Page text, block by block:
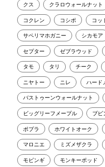
クス クラロウォールナット
コクレン コシポ コッ
サペリマホガニー シカモア
セプター ゼブラウッド
タモ タリ チーク
ニヤトー ニレ ハード
バストゥーンウォールナット
ビッグリーフメープル ブビ
ポプラ ホワイトオーク
マロニエ ミズメザクラ
モビンギ モンキーポッド